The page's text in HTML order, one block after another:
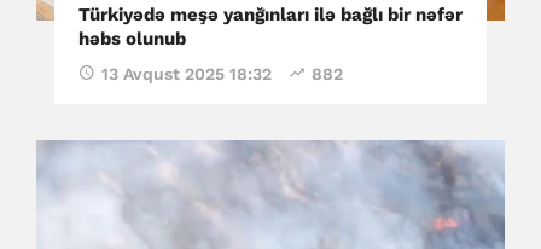
Türkiyədə meşə yanğınları ilə bağlı bir nəfər
həbs olunub
13 Avqust 2025 18:32 882